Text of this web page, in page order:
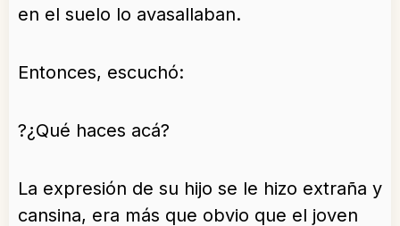
en el suelo lo avasallaban.
Entonces, escuchó:
?¿Qué haces acá?
La expresión de su hijo se le hizo extraña y
cansina, era más que obvio que el joven